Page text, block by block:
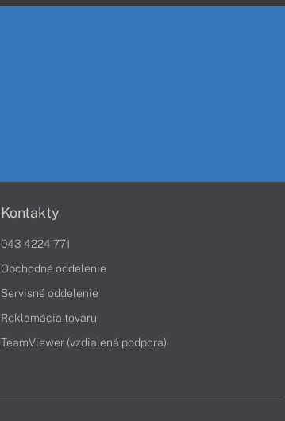
Kontakty
043 4224 771
Obchodné oddelenie
Servisné oddelenie
Reklamácia tovaru
TeamViewer (vzdialená podpora)